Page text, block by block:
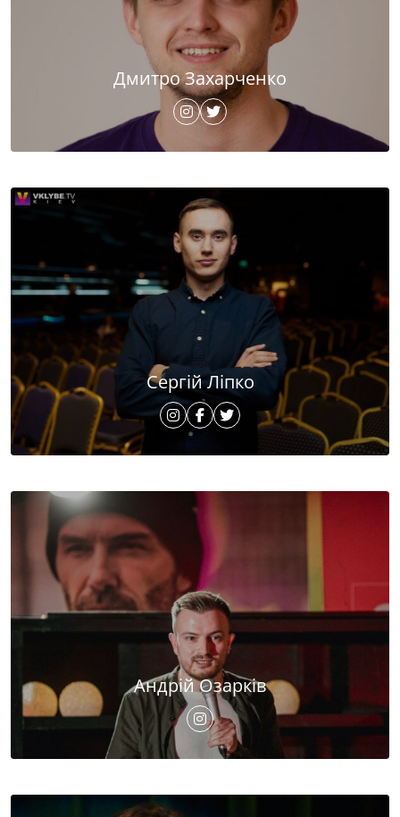
Дмитро Захарченко
Сергій Ліпко
Андрій Озарків